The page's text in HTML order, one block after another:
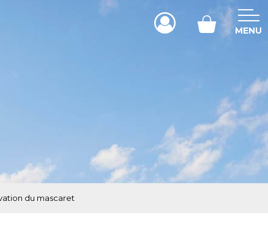
MENU
du mascaret